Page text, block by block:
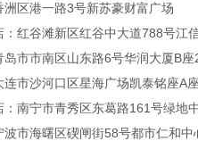
区港一路3号新苏豪财富广场
红谷滩新区红谷中大道788号江
市市南区山东路6号华润大厦B
市沙河口区星海广场凯泰铭座A
南宁市青秀区东葛路161号绿地
市海曙区碶闸街58号都市仁和中